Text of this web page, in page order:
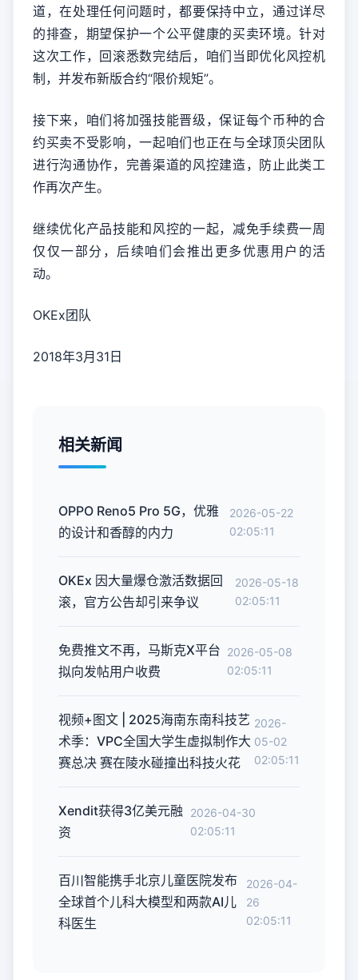
道，在处理任何问题时，都要保持中立，通过详尽
的排查，期望保护一个公平健康的买卖环境。针对
这次工作，回滚悉数完结后，咱们当即优化风控机
制，并发布新版合约“限价规矩”。
接下来，咱们将加强技能晋级，保证每个币种的合
约买卖不受影响，一起咱们也正在与全球顶尖团队
进行沟通协作，完善渠道的风控建造，防止此类工
作再次产生。
继续优化产品技能和风控的一起，减免手续费一周
仅仅一部分，后续咱们会推出更多优惠用户的活
动。
OKEx团队
2018年3月31日
相关新闻
OPPO Reno5 Pro 5G，优雅
的设计和香醇的内力
2026-05-22
02:05:11
OKEx 因大量爆仓激活数据回
滚，官方公告却引来争议
2026-05-18
02:05:11
免费推文不再，马斯克X平台
拟向发帖用户收费
2026-05-08
02:05:11
视频+图文 | 2025海南东南科技艺
术季：VPC全国大学生虚拟制作大
赛总决 赛在陵水碰撞出科技火花
2026-
05-02
02:05:11
Xendit获得3亿美元融
资
2026-04-30
02:05:11
百川智能携手北京儿童医院发布
全球首个儿科大模型和两款AI儿
科医生
2026-04-
26
02:05:11